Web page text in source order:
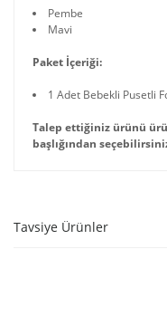
Pembe
Mavi
Paket İçeriği:
1 Adet Bebekli Pusetli
Talep ettiğiniz ürünü
başlığından
Tavsiye Ürünler